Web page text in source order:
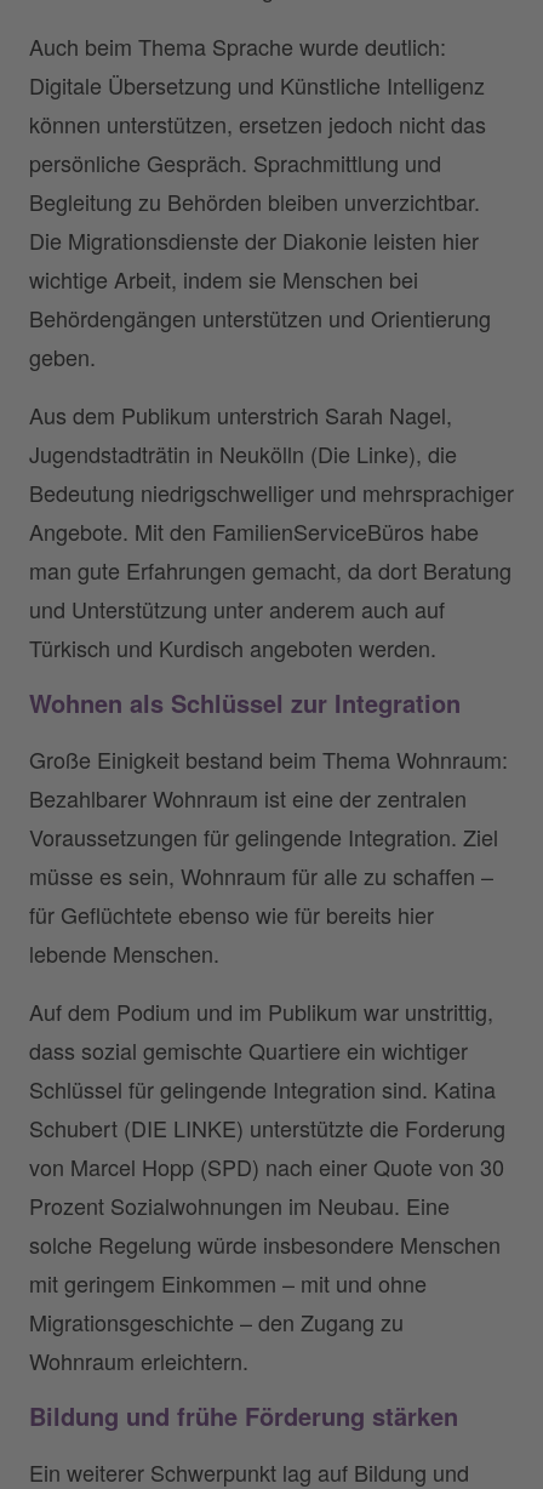
Auch beim Thema Sprache wurde deutlich:
Digitale Übersetzung und Künstliche Intelligenz
können unterstützen, ersetzen jedoch nicht das
persönliche Gespräch. Sprachmittlung und
Begleitung zu Behörden bleiben unverzichtbar.
Die Migrationsdienste der Diakonie leisten hier
wichtige Arbeit, indem sie Menschen bei
Behördengängen unterstützen und Orientierung
geben.
Aus dem Publikum unterstrich Sarah Nagel,
Jugendstadträtin in Neukölln (Die Linke), die
Bedeutung niedrigschwelliger und mehrsprachiger
Angebote. Mit den FamilienServiceBüros habe
man gute Erfahrungen gemacht, da dort Beratung
und Unterstützung unter anderem auch auf
Türkisch und Kurdisch angeboten werden.
Wohnen als Schlüssel zur Integration
Große Einigkeit bestand beim Thema Wohnraum:
Bezahlbarer Wohnraum ist eine der zentralen
Voraussetzungen für gelingende Integration. Ziel
müsse es sein, Wohnraum für alle zu schaffen –
für Geflüchtete ebenso wie für bereits hier
lebende Menschen.
Auf dem Podium und im Publikum war unstrittig,
dass sozial gemischte Quartiere ein wichtiger
Schlüssel für gelingende Integration sind. Katina
Schubert (DIE LINKE) unterstützte die Forderung
von Marcel Hopp (SPD) nach einer Quote von 30
Prozent Sozialwohnungen im Neubau. Eine
solche Regelung würde insbesondere Menschen
mit geringem Einkommen – mit und ohne
Migrationsgeschichte – den Zugang zu
Wohnraum erleichtern.
Bildung und frühe Förderung stärken
Ein weiterer Schwerpunkt lag auf Bildung und